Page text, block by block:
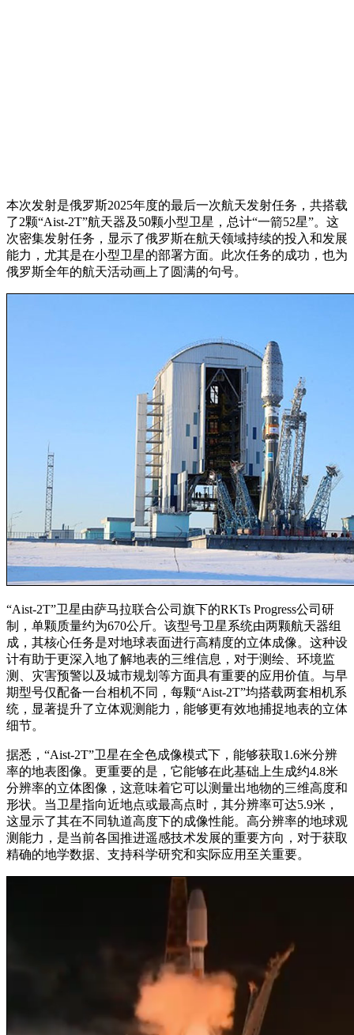
本次发射是俄罗斯2025年度的最后一次航天发射任务，共搭载
了2颗“Aist-2T”航天器及50颗小型卫星，总计“一箭52星”。这
次密集发射任务，显示了俄罗斯在航天领域持续的投入和发展
能力，尤其是在小型卫星的部署方面。此次任务的成功，也为
俄罗斯全年的航天活动画上了圆满的句号。
“Aist-2T”卫星由萨马拉联合公司旗下的RKTs Progress公司研
制，单颗质量约为670公斤。该型号卫星系统由两颗航天器组
成，其核心任务是对地球表面进行高精度的立体成像。这种设
计有助于更深入地了解地表的三维信息，对于测绘、环境监
测、灾害预警以及城市规划等方面具有重要的应用价值。与早
期型号仅配备一台相机不同，每颗“Aist-2T”均搭载两套相机系
统，显著提升了立体观测能力，能够更有效地捕捉地表的立体
细节。
据悉，“Aist-2T”卫星在全色成像模式下，能够获取1.6米分辨
率的地表图像。更重要的是，它能够在此基础上生成约4.8米
分辨率的立体图像，这意味着它可以测量出地物的三维高度和
形状。当卫星指向近地点或最高点时，其分辨率可达5.9米，
这显示了其在不同轨道高度下的成像性能。高分辨率的地球观
测能力，是当前各国推进遥感技术发展的重要方向，对于获取
精确的地学数据、支持科学研究和实际应用至关重要。